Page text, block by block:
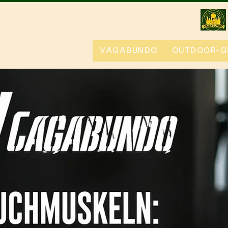
VAGABUNDO OUTDOOR-